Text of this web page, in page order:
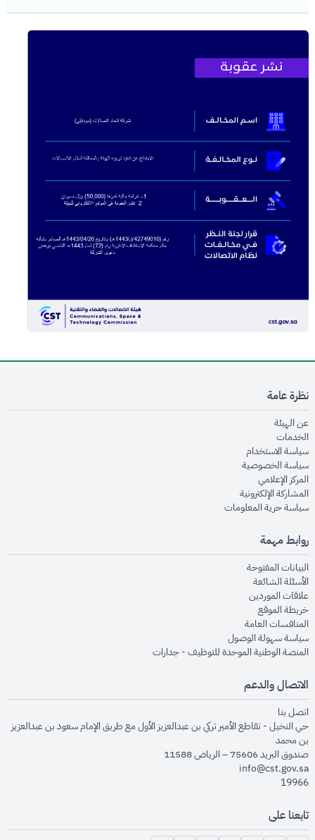
نظرة عامة
عن الهيئةopens in new window
الخدماتopens in new window
سياسة الاستخدام
سياسة الخصوصيةopens in new window
المركز الإعلاميopens in new window
المشاركة الإلكترونيةopens in new window
سياسة حرية المعلوماتopens in new window
روابط مهمة
البيانات المفتوحةopens in new window
الأسئلة الشائعةopens in new window
علاقات الموردينopens in new window
خريطة الموقعopens in new window
المنافسات العامةopens in new window
سياسة سهولة الوصولopens in new window
المنصة الوطنية الموحدة للتوظيف - جداراتopens in new window
الاتصال والدعم
اتصل بنا
حي النخيل - تقاطع الأمير تركي بن عبدالعزيز الأول مع طريق الإمام سعود بن عبدالعزيز
بن محمد
صندوق البريد 75606 – الرياض 11588
info@cst.gov.sa
19966
تابعنا على